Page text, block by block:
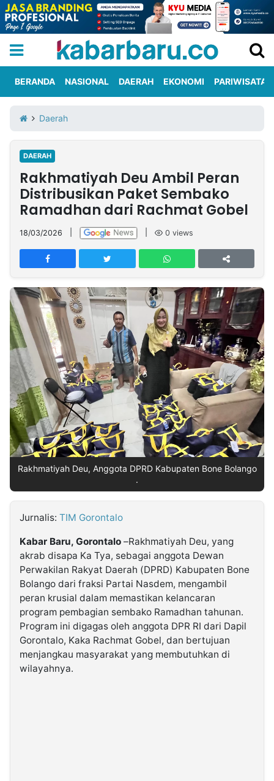
Iklan
Berita
Kami
Nasional
International
Olahraga
Entertainment
Daerah
Pariwisata
Kuliner
Kolom
Network
PT
TREETAN
INDONESIA
Partner
Insight
NTB
Suara
Time
Lens
IDN
Daily
Jogja
Jalan
Rakyat
Idealita
News
Kita
Notice
Dinamikapost.com
Radar
Baru
Seedbacklink
Follow
Kabarbaru
Kabarbaru.co
2026
Kabarbaru
Media
Holding
BERANDA NASIONAL DAERAH EKONOMI PARIWISATA
Daerah
DAERAH
Rakhmatiyah Deu Ambil Peran
Distribusikan Paket Sembako
Ramadhan dari Rachmat Gobel
18/03/2026 0 views
Rakhmatiyah Deu, Anggota DPRD Kabupaten Bone Bolango
.
Jurnalis: TIM Gorontalo
Kabar Baru, Gorontalo –Rakhmatiyah Deu, yang
akrab disapa Ka Tya, sebagai anggota Dewan
Perwakilan Rakyat Daerah (DPRD) Kabupaten Bone
Bolango dari fraksi Partai Nasdem, mengambil
peran krusial dalam memastikan kelancaran
program pembagian sembako Ramadhan tahunan.
Program ini digagas oleh anggota DPR RI dari Dapil
Gorontalo, Kaka Rachmat Gobel, dan bertujuan
menjangkau masyarakat yang membutuhkan di
wilayahnya.